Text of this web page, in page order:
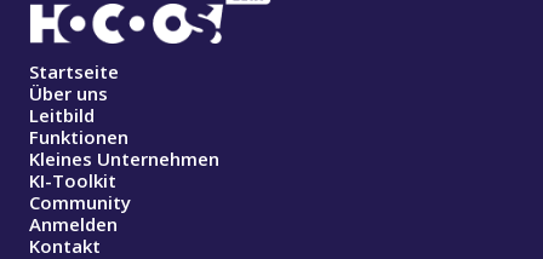
Startseite
Über uns
Leitbild
Funktionen
Kleines Unternehmen
KI-Toolkit
Community
Anmelden
Kontakt